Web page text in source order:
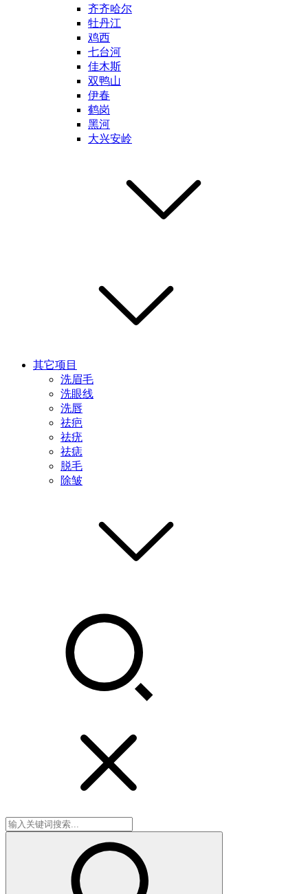
齐齐哈尔
牡丹江
鸡西
七台河
佳木斯
双鸭山
伊春
鹤岗
黑河
大兴安岭
其它项目
洗眉毛
洗眼线
洗唇
祛疤
祛疣
祛痣
脱毛
除皱